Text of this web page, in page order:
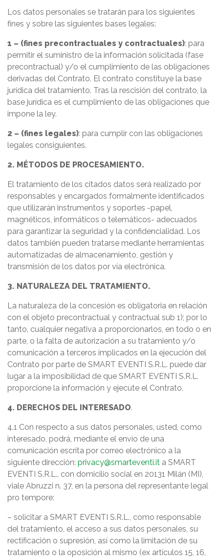
Los datos personales se tratarán para los siguientes
fines y sobre las siguientes bases legales:
1 – (fines precontractuales y contractuales): para
permitir el suministro de la información solicitada (fase
precontractual) y/o el cumplimiento de las obligaciones
derivadas del Contrato. El contrato constituye la base
jurídica del tratamiento. Tras la rescisión del contrato, la
base jurídica es el cumplimiento de las obligaciones que
impone la ley.
2 – (fines legales): para cumplir con las obligaciones
legales consiguientes.
2. MÉTODOS DE PROCESAMIENTO.
El tratamiento de los citados datos será realizado por
responsables y encargados formalmente identificados
que utilizarán instrumentos y soportes -papel,
magnéticos, informáticos o telemáticos- adecuados
para garantizar la seguridad y la confidencialidad. Los
datos también pueden tratarse mediante herramientas
automatizadas de almacenamiento, gestión y
transmisión de los datos por vía electrónica.
3. NATURALEZA DEL TRATAMIENTO.
La naturaleza de la concesión es obligatoria en relación
con el objeto precontractual y contractual sub 1); por lo
tanto, cualquier negativa a proporcionarlos, en todo o en
parte, o la falta de autorización a su tratamiento y/o
comunicación a terceros implicados en la ejecución del
Contrato por parte de SMART EVENTI S.R.L. puede dar
lugar a la imposibilidad de que SMART EVENTI S.R.L.
proporcione la información y ejecute el Contrato.
4. DERECHOS DEL INTERESADO.
4.1 Con respecto a sus datos personales, usted, como
interesado, podrá, mediante el envío de una
comunicación escrita por correo electrónico a la
siguiente dirección: privacy@smarteventi.it a SMART
EVENTI S.R.L., con domicilio social en 20131 Milán (MI),
viale Abruzzi n. 37, en la persona del representante legal
pro tempore:
– solicitar a SMART EVENTI S.R.L., como responsable
del tratamiento, el acceso a sus datos personales, su
rectificación o supresión, así como la limitación de su
tratamiento o la oposición al mismo (ex artículos 15, 16,